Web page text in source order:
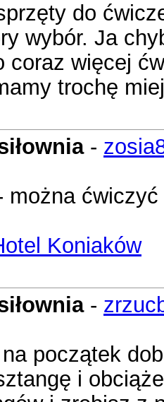
do
wybór. Ja
coraz więcej
trochę
-
można
Koniaków
-
początek
i